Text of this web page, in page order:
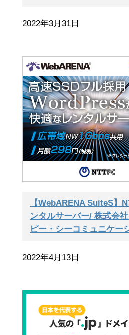
2022年3月31日
【WebARENA SuiteS】
ンタルサーバー/ 株式会
ピー・シーコミュニケー
2022年4月13日